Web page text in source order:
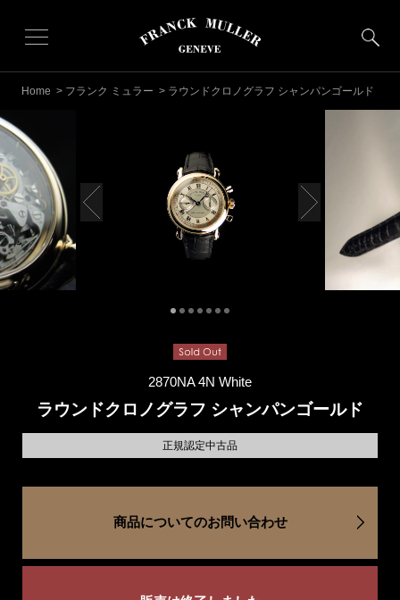
Home > フランク ミュラー > ラウンドクロノグラフ シャンパンゴールド
2870NA 4N White
ラウンドクロノグラフ シャンパンゴールド
正規認定中古品
商品についてのお問い合わせ